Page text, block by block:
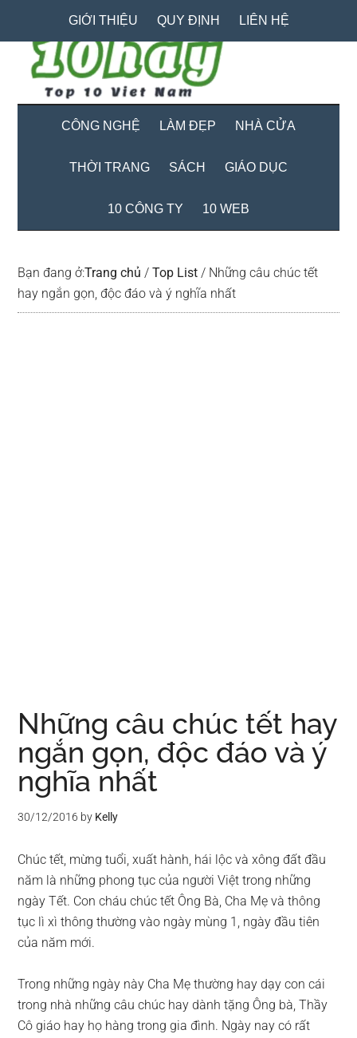
content
secondary
menu
primary
sidebar
GIỚI THIỆU QUY ĐỊNH LIÊN HỆ
CÔNG NGHỆ LÀM ĐẸP NHÀ CỬA
THỜI TRANG SÁCH GIÁO DỤC
10 CÔNG TY 10 WEB
Bạn đang ở:Trang chủ / Top List / Những câu chúc tết
hay ngắn gọn, độc đáo và ý nghĩa nhất
Những câu chúc tết hay
ngắn gọn, độc đáo và ý
nghĩa nhất
30/12/2016 by Kelly
Chúc tết, mừng tuổi, xuất hành, hái lộc và xông đất đầu
năm là những phong tục của người Việt trong những
ngày Tết. Con cháu chúc tết Ông Bà, Cha Mẹ và thông
tục lì xì thông thường vào ngày mùng 1, ngày đầu tiên
của năm mới.
Trong những ngày này Cha Mẹ thường hay dạy con cái
trong nhà những câu chúc hay dành tặng Ông bà, Thầy
Cô giáo hay họ hàng trong gia đình. Ngày nay có rất